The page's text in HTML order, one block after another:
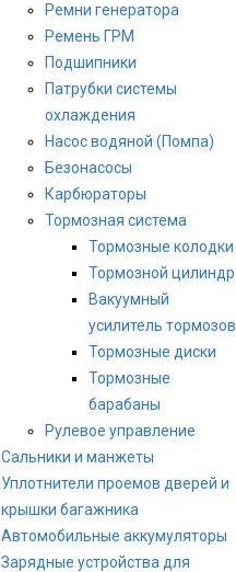
Ремни генератора
Ремень ГРМ
Подшипники
Патрубки системы
охлаждения
Насос водяной (Помпа)
Безонасосы
Карбюраторы
Тормозная система
Тормозные колодки
Тормозной цилиндр
Вакуумный
усилитель тормозов
Тормозные диски
Тормозные
барабаны
Рулевое управление
Сальники и манжеты
Уплотнители проемов дверей и
крышки багажника
Автомобильные аккумуляторы
Зарядные устройства для